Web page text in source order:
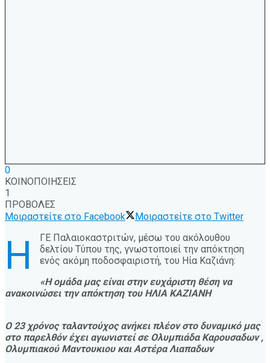
0
ΚΟΙΝΟΠΟΙΗΣΕΙΣ
1
ΠΡΟΒΟΛΕΣ
Μοιραστείτε στο Facebook
Μοιραστείτε στο Twitter
Η
ΓΕ Παλαιοκαστριτών, μέσω του ακόλουθου
δελτίου Τύπου της, γνωστοποιεί την απόκτηση
ενός ακόμη ποδοσφαιριστή, του Ηία Καζιάνη:
«Η ομάδα μας είναι στην ευχάριστη θέση να
ανακοινώσει την απόκτηση του ΗΛΙΑ ΚΑΖΙΑΝΗ
Ο 23 χρόνος ταλαντούχος ανήκει πλέον στο δυναμικό μας
στο παρελθόν έχει αγωνιστεί σε Ολυμπιάδα Καρουσαδων ,
Ολυμπιακού Μαντουκιου και Αστέρα Λιαπαδων